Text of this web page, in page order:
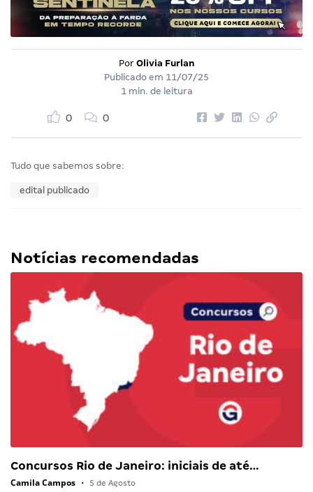
Por Olivia Furlan
Publicado em 11/07/25
1 min. de leitura
0 0
Tudo que sabemos sobre:
edital publicado
Notícias recomendadas
Concursos Rio de Janeiro: iniciais de até…
Camila Campos • 5 de Agosto